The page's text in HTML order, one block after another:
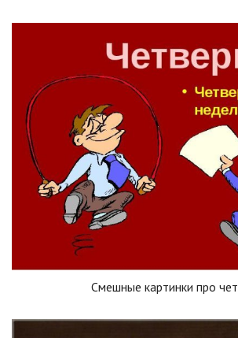
Смешные картинки про